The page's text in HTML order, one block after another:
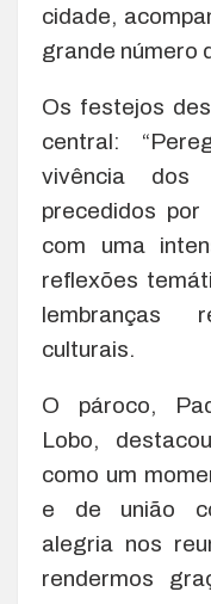
cidade,
grande número
Os festejos
central:
vivência dos
precedidos
com uma
reflexões
lembranças
culturais.
O pároco,
Lobo,
como um
e de união
alegria nos
rendermos